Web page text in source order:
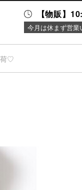
【物販】
今月は休まず営業
荷♡